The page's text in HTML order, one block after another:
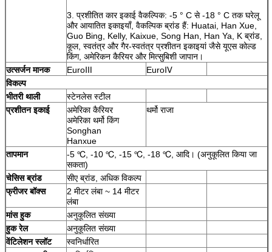
3. प्रशीतित कार इकाई वैकल्पिक: -5 ° C से -18 ° C तक घरेलू
और आयातित इकाइयाँ, वैकल्पिक ब्रांड हैं: Huatai, Han Xue,
Guo Bing, Kelly, Kaixue, Song Han, Han Ya, K ब्रांड,
कूल, स्वतंत्र और गैर-स्वतंत्र प्रशीतन इकाइयां जैसे यूएस कोल्ड
किंग, अमेरिकन कैरियर और मित्सुबिशी जापान।
उत्सर्जन मानक
EuroⅢ
EuroⅣ
विकल्प
भीतरी थाली
स्टेनलेस स्टील
प्रशीतन इकाई
अमेरिका कैरियर
अमेरिका थर्मो किंग
Songhan
Hanxue
थर्मो राजा
तापमान
-5 ℃, -10 ℃, -15 ℃, -18 ℃, आदि। (अनुकूलित किया जा
सकता)
चेसिस ब्रांड
सीए ब्रांड, अधिक विकल्प
फ्रीजर बॉक्स
2 मीटर लंबा ~ 14 मीटर
लंबा
मांस हुक
अनुकूलित संख्या
हुक रेल
अनुकूलित संख्या
वेंटिलेशन स्लॉट
स्वनिर्धारित